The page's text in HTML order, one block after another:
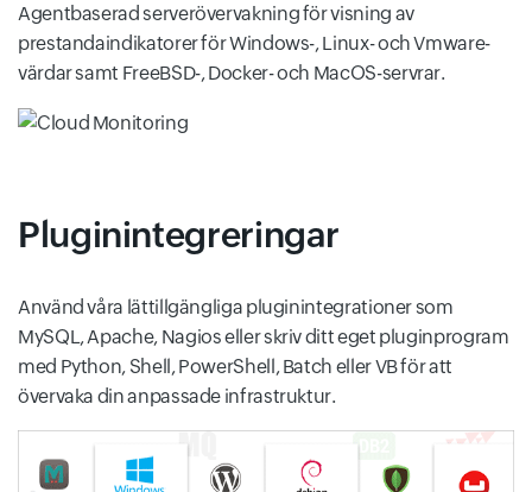
Agentbaserad serverövervakning för visning av
prestandaindikatorer för Windows-, Linux- och Vmware-
värdar samt FreeBSD-, Docker- och MacOS-servrar.
Pluginintegreringar
Använd våra lättillgängliga pluginintegrationer som
MySQL, Apache, Nagios eller skriv ditt eget pluginprogram
med Python, Shell, PowerShell, Batch eller VB för att
övervaka din anpassade infrastruktur.